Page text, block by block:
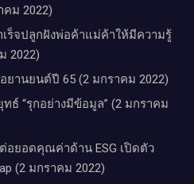
คม 2022)
ร็จปลูกฝังพ่อค้าแม่ค้าให้มีความรู้
2022)
ยานยนต์ปี 65 (2 มกราคม 2022)
ทธ์ “รุกอย่างมีข้อมูล” (2 มกราคม
อยอดคุณค่าด้าน ESG เปิดตัว
(2 มกราคม 2022)